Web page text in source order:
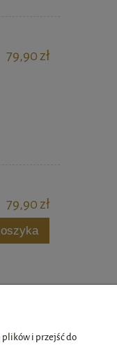
79,90 zł
79,90 zł
i przejść do